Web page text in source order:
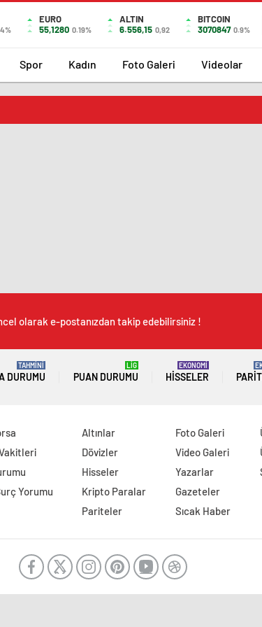
EURO
55,1280 0.19%
ALTIN
6.556,15 0,92
BITCOIN
3070847 0.9%
Spor Kadın Foto Galeri Videolar
olarak e-postanızdan takip edebilirsiniz !
DURUMU
TAHMİNİ
PUAN DURUMU
LİG
HISSELER
EKONOMİ
Yorumu
Altınlar
Dövizler
Hisseler
Kripto Paralar
Pariteler
Foto Galeri
Video Galeri
Yazarlar
Gazeteler
Sıcak Haber